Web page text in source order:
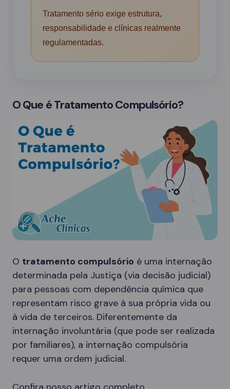
Tratamento sério exige estrutura,
responsabilidade e clínicas realmente
regulamentadas.
O Que é Tratamento Compulsório?
O tratamento compulsório é uma internação
determinada pela Justiça (via decisão judicial)
para pessoas com dependência química que
representam risco grave à sua própria vida ou
à vida de terceiros. Diferentemente da
internação involuntária (que pode ser realizada
por familiares), a internação compulsória
requer uma ordem judicial.